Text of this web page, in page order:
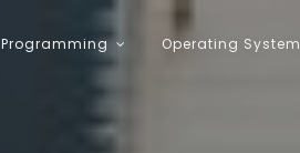
Programming Operating System